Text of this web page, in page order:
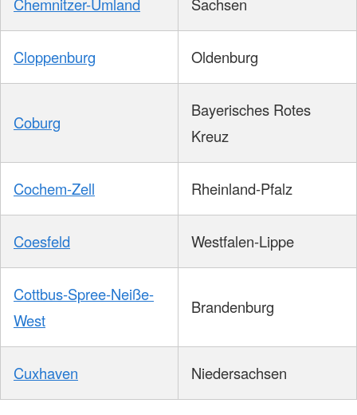
Chemnitzer-Umland Sachsen
Cloppenburg Oldenburg
Coburg
Bayerisches Rotes
Kreuz
Cochem-Zell Rheinland-Pfalz
Coesfeld Westfalen-Lippe
Cottbus-Spree-Neiße-
West
Brandenburg
Cuxhaven Niedersachsen